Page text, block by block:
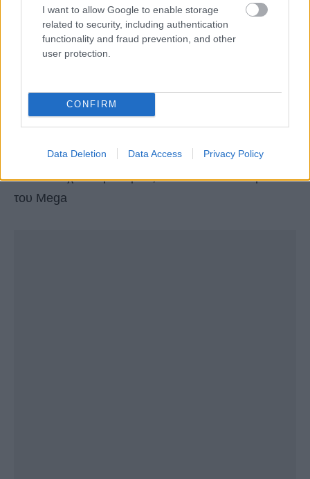
I want to allow Google to enable storage
related to security, including authentication
functionality and fraud prevention, and other
user protection.
CONFIRM
Data Deletion Data Access Privacy Policy
ετών.
Ακόμη, σε σημερινές του δηλώσεις, από τη
δραματική έκκληση για εμβολιασμό με την τρίτη
δόση, λέγοντας ότι ίσως είναι υποχρεωτική για τα
Δείτε το σχετικό ρεπορτάζ από το δελτίο ειδήσεων
του Mega